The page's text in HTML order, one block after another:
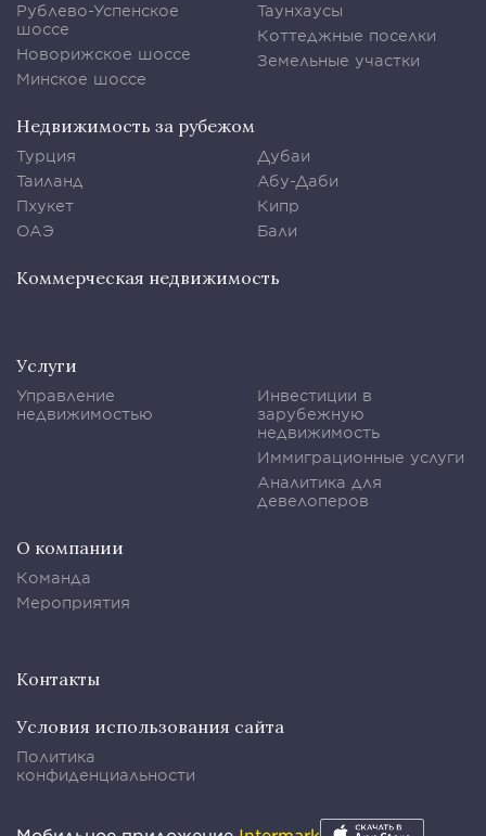
Рублево-Успенское
шоссе
Новорижское шоссе
Минское шоссе
Таунхаусы
Коттеджные поселки
Земельные участки
Недвижимость за рубежом
Турция
Таиланд
Пхукет
ОАЭ
Дубаи
Абу-Даби
Кипр
Бали
Коммерческая недвижимость
Услуги
Управление
недвижимостью
Инвестиции в
зарубежную
недвижимость
Иммиграционные услуги
Аналитика для
девелоперов
О компании
Команда
Мероприятия
Контакты
Условия использования сайта
Политика
конфиденциальности